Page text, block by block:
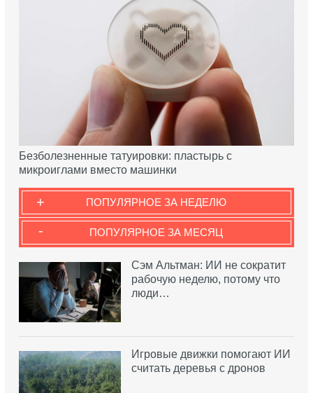
Безболезненные татуировки: пластырь с
микроиглами вместо машинки
ПОПУЛЯРНОЕ ЗА НЕДЕЛЮ
+
ПОПУЛЯРНОЕ ЗА МЕСЯЦ
-
Сэм Альтман: ИИ не сократит
рабочую неделю, потому что
люди…
Игровые движки помогают ИИ
считать деревья с дронов